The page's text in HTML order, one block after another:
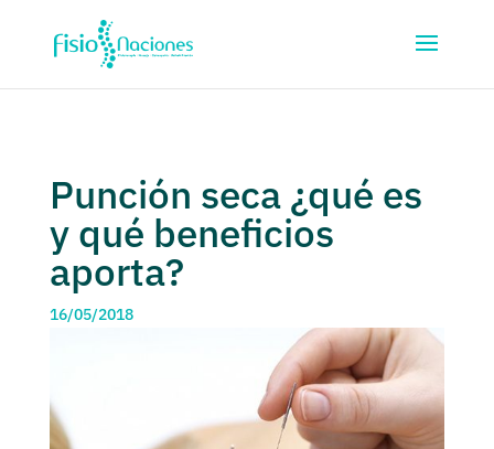
Punción seca ¿qué es
y qué beneficios
aporta?
16/05/2018